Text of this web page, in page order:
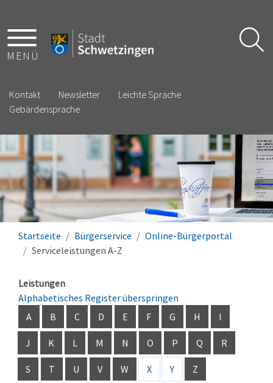
MENÜ
Kontakt Newsletter
Leichte Sprache
Gebärdensprache
Startseite Bürgerservice
Online-Bürgerportal
Serviceleistungen A-Z
Leistungen
Alphabetisches Register überspringen
A
B C D E F G H I
J K L M N O P Q R
S T U V W X Y Z